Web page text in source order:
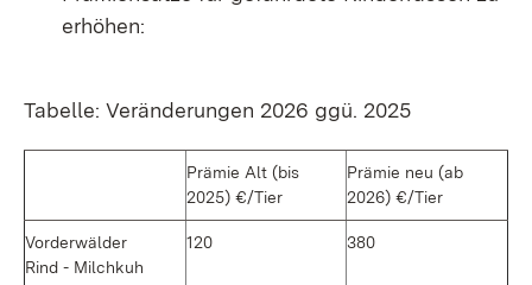
erhöhen:
Tabelle: Veränderungen 2026 ggü. 2025
Prämie Alt (bis
2025) €/Tier
Prämie neu (ab
2026) €/Tier
Vorderwälder
Rind - Milchkuh
120 380